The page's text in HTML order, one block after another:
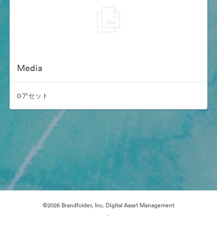
Media
0アセット
©2026 Brandfolder, Inc. Digital Asset Management
·